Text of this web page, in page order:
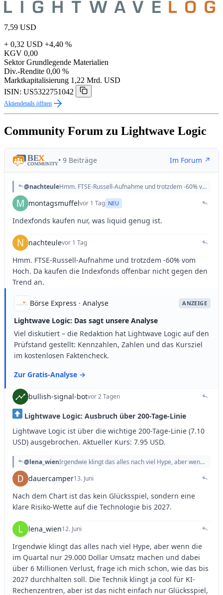
7,59 USD
+ 0,32 USD +4,40 %
KGV 0,00
Sektor Grundlegende Materialien
Div.-Rendite 0,00 %
Marktkapitalisierung 1,22 Mrd. USD
ISIN: US5322751042
Aktiendetails öffnen
Community Forum zu Lightwave Logic